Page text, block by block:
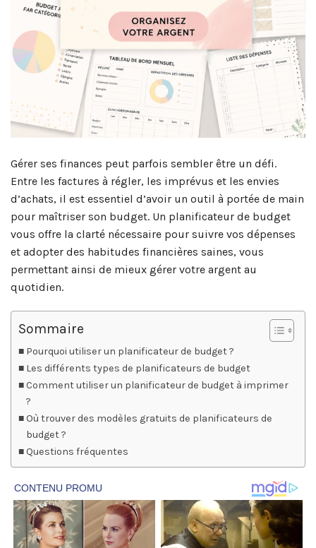
Gérer ses finances peut parfois sembler être un défi.
Entre les factures à régler, les imprévus et les envies
d’achats, il est essentiel d’avoir un outil à portée de main
pour maîtriser son budget. Un planificateur de budget
vous offre la clarté nécessaire pour suivre vos dépenses
et adopter des habitudes financières saines, vous
permettant ainsi de mieux gérer votre argent au
quotidien.
Sommaire
Pourquoi utiliser un planificateur de budget ?
Les différents types de planificateurs de budget
Comment utiliser un planificateur de budget à imprimer
?
Où trouver des modèles gratuits de planificateurs de
budget ?
Questions fréquentes